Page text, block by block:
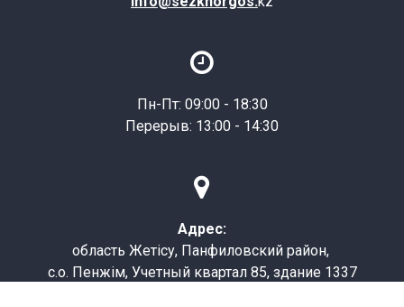

Пн-Пт: 09:00 - 18:30
Перерыв: 13:00 - 14:30

Адрес:
область Жетісу, Панфиловский район,
с.о. Пенжім, Учетный квартал 85, здание 1337